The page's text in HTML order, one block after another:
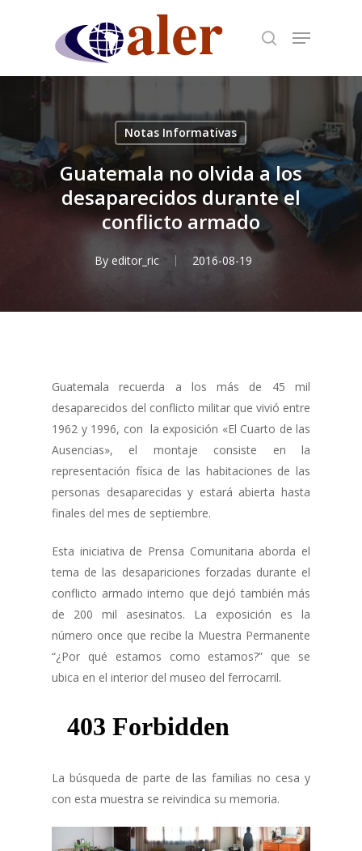
content
Notas Informativas
Guatemala no olvida a los
desaparecidos durante el
conflicto armado
By editor_ric 2016-08-19
Guatemala recuerda a los más de 45 mil
desaparecidos del conflicto militar que vivió entre
1962 y 1996, con la exposición «El Cuarto de las
Ausencias», el montaje consiste en la
representación física de las habitaciones de las
personas desaparecidas y estará abierta hasta
finales del mes de septiembre.
Esta iniciativa de Prensa Comunitaria aborda el
tema de las desapariciones forzadas durante el
conflicto armado interno que dejó también más
de 200 mil asesinatos. La exposición es la
número once que recibe la Muestra Permanente
“¿Por qué estamos como estamos?” que se
ubica en el interior del museo del ferrocarril.
La búsqueda de parte de las familias no cesa y
con esta muestra se reivindica su memoria.